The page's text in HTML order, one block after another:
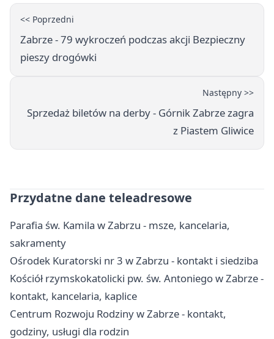
<< Poprzedni
Zabrze - 79 wykroczeń podczas akcji Bezpieczny
pieszy drogówki
Następny >>
Sprzedaż biletów na derby - Górnik Zabrze zagra
z Piastem Gliwice
Przydatne dane teleadresowe
Parafia św. Kamila w Zabrzu - msze, kancelaria,
sakramenty
Ośrodek Kuratorski nr 3 w Zabrzu - kontakt i siedziba
Kościół rzymskokatolicki pw. św. Antoniego w Zabrze -
kontakt, kancelaria, kaplice
Centrum Rozwoju Rodziny w Zabrze - kontakt,
godziny, usługi dla rodzin